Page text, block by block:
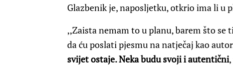
Glazbenik je, naposljetku, otkrio ima li u
,,Zaista nemam to u planu, barem što se
da ću poslati pjesmu na natječaj kao
svijet ostaje. Neka budu svoji i autentični